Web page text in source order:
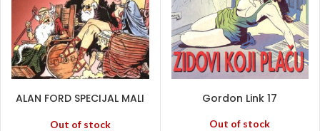
ALAN FORD SPECIJAL MALI
Out of stock
Gordon Link 17
Out of stock